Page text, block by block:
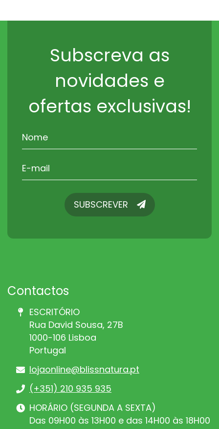
Subscreva as
novidades e
ofertas exclusivas!
SUBSCREVERSUBSCREVER
Contactos
ESCRITÓRIO
Rua David Sousa, 27B
1000-106 Lisboa
Portugal
lojaonline@blissnatura.pt
(+351) 210 935 935
HORÁRIO (SEGUNDA A SEXTA)
Das 09H00 às 13H00 e das 14H00 às 18H00